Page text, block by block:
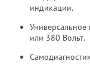
индикации.
Универсальное
или 380 Вольт.